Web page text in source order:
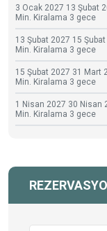
3 Ocak 2027 13 Şubat
Min. Kiralama 3 gece
13 Şubat 2027 15
Min. Kiralama 3 gece
15 Şubat 2027 31 Mart
Min. Kiralama 3 gece
1 Nisan 2027 30 Nisan
Min. Kiralama 3 gece